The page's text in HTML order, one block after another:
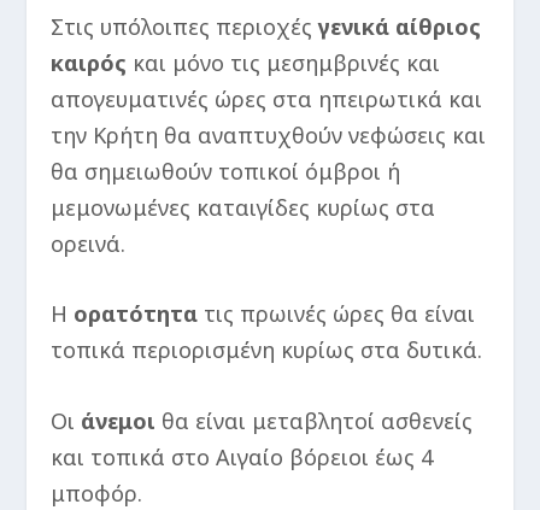
Στις υπόλοιπες περιοχέςγενικά αίθριος
καιρός και μόνο τις μεσημβρινές και
απογευματινές ώρες στα ηπειρωτικά και
την Κρήτη θα αναπτυχθούν νεφώσεις και
θα σημειωθούν τοπικοί όμβροι ή
μεμονωμένες καταιγίδες κυρίως στα
ορεινά.
Η ορατότητα τις πρωινές ώρες θα είναι
τοπικά περιορισμένη κυρίως στα δυτικά.
Οι άνεμοι θα είναι μεταβλητοί ασθενείς
και τοπικά στο Αιγαίο βόρειοι έως 4
μποφόρ.